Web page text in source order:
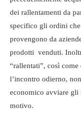
dei rallentamenti da
specifico gli ordini che
provengono da
prodotti venduti.
“rallentati”, così come
l’incontro odierno,
economico avviare gli
motivo.